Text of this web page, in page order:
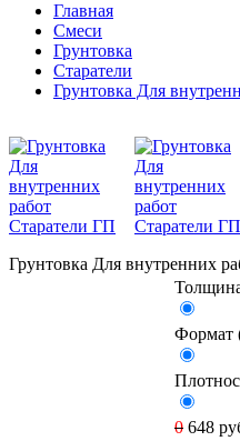
Главная
Смеси
Грунтовка
Старатели
Грунтовка Для
Грунтовка Для внутренних
0 648